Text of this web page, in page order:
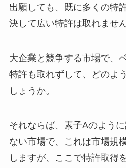
出願しても、既に多くの特
決して広い特許は取れません
大企業と競争する市場で、
特許も取れずして、どのよ
しょうか。
それならば、素子Aのよう
ない市場で、これは市場規
しますが、ここで特許取得